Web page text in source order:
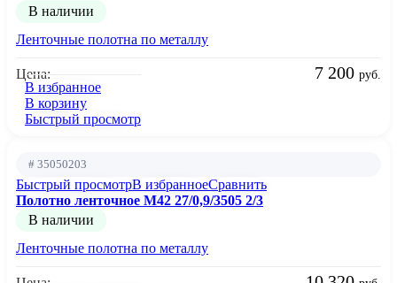
В наличии
Ленточные полотна по металлу
Цена: 7 200 руб.
В избранное
В корзину
Быстрый просмотр
# 35050203
Быстрый просмотрВ избранноеСравнить
Полотно ленточное М42 27/0,9/3505 2/3
В наличии
Ленточные полотна по металлу